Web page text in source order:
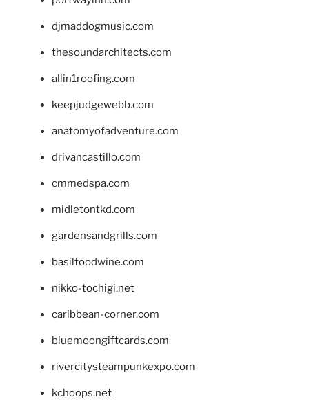
djmaddogmusic.com
thesoundarchitects.com
allin1roofing.com
keepjudgewebb.com
anatomyofadventure.com
drivancastillo.com
cmmedspa.com
midletontkd.com
gardensandgrills.com
basilfoodwine.com
nikko-tochigi.net
caribbean-corner.com
bluemoongiftcards.com
rivercitysteampunkexpo.com
kchoops.net